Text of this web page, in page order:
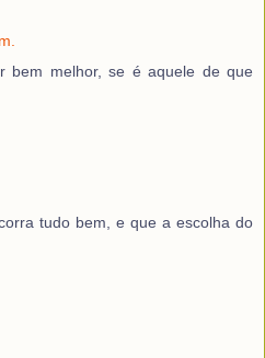
bem melhor, se é aquele de que
tudo bem, e que a escolha do